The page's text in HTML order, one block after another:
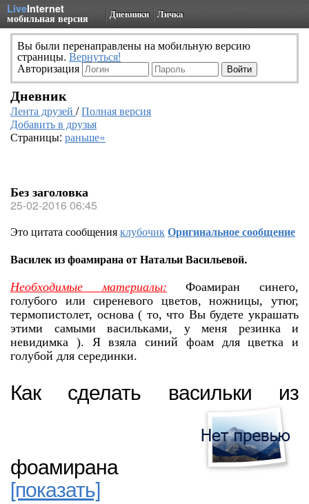
LiveInternet
мобильная версия Дневники Личка
Вы были перенаправлены на мобильную версию
страницы. Вернуться!
Авторизация
Дневник
Лента друзей /Полная версия
Добавить в друзья
Страницы: раньше»
Без заголовка
25-02-2016 06:45
Это цитата сообщенияклубочикОригинальное сообщение
Василек из фоамирана от Натальи Васильевой.
Необходимые материалы:
Фоамиран синего,
голубого или сиреневого цветов, ножницы, утюг,
термопистолет, основа ( то, что Вы будете украшать
этими самыми васильками, у меня резинка и
невидимка ). Я взяла синий фоам для цветка и
голубой для серединки.
Как сделать васильки из
фоамирана
[показать]